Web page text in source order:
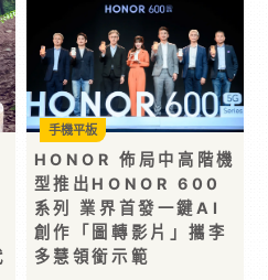
HONOR 佈局中高階機
型推出HONOR 600
系列 業界首發一鍵AI
創作「圖轉影片」攜李
多慧領銜示範
手機平板